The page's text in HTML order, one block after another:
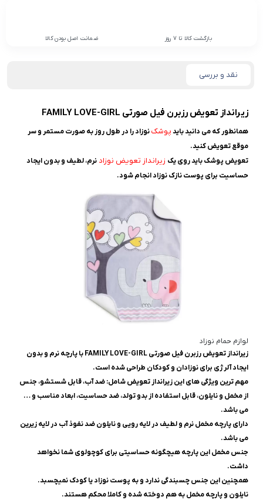
بازگشت کالا تا 7 روز ضمانت اصل بودن کالا
نقد و بررسی
زيرانداز تعويض رزبرن فيل صورتى FAMILY LOVE-GIRL
همانطور که می دانید بایدپوشکنوزاد را در طول روز به صورت مستمر و سر
موقع تعویض کنید.
تعویض پوشک باید روی یک زیرانداز تعویض نوزاد نرم، لطیف و بدون ایجاد
حساسیت برای پوست نازک نوزاد انجام شود.
لوازم حمام نوزاد
زيرانداز تعويض رزبرن فيل صورتى FAMILY LOVE-GIRL با پارچه نرم و بدون
ایجاد آلرژی برای نوزادان و کودکان طراحی شده است.
مهم ترین ویژگی های این زیرانداز تعویض شامل: ضد آب، قابل شستشو، جنس
از مخمل و نایلون، قابل استفاده از بدو تولد، ضد حساسیت، ابعاد مناسب و …
می باشد.
دارای پارچه مخمل نرم و لطیف در لایه رویی و نایلون ضد نفوذ آب در لایه زیرین
می باشد.
جنس مخمل این پارچه هیچگونه حساسیتی برای کوچولوی شما نخواهد
داشت.
همچنین این جنس چسبندگی ندارد و به پوست نوزاد یا کودک نمیچسبد.
نایلون و پارچه مخمل به هم دوخته شده و کاملا محکم هستند.